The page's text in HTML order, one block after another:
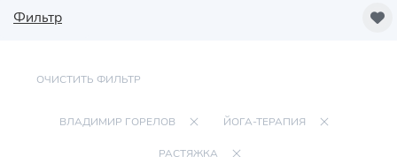
Фильтр
ОЧИСТИТЬ ФИЛЬТР
ВЛАДИМИР ГОРЕЛОВ ЙОГА-ТЕРАПИЯ
РАСТЯЖКА